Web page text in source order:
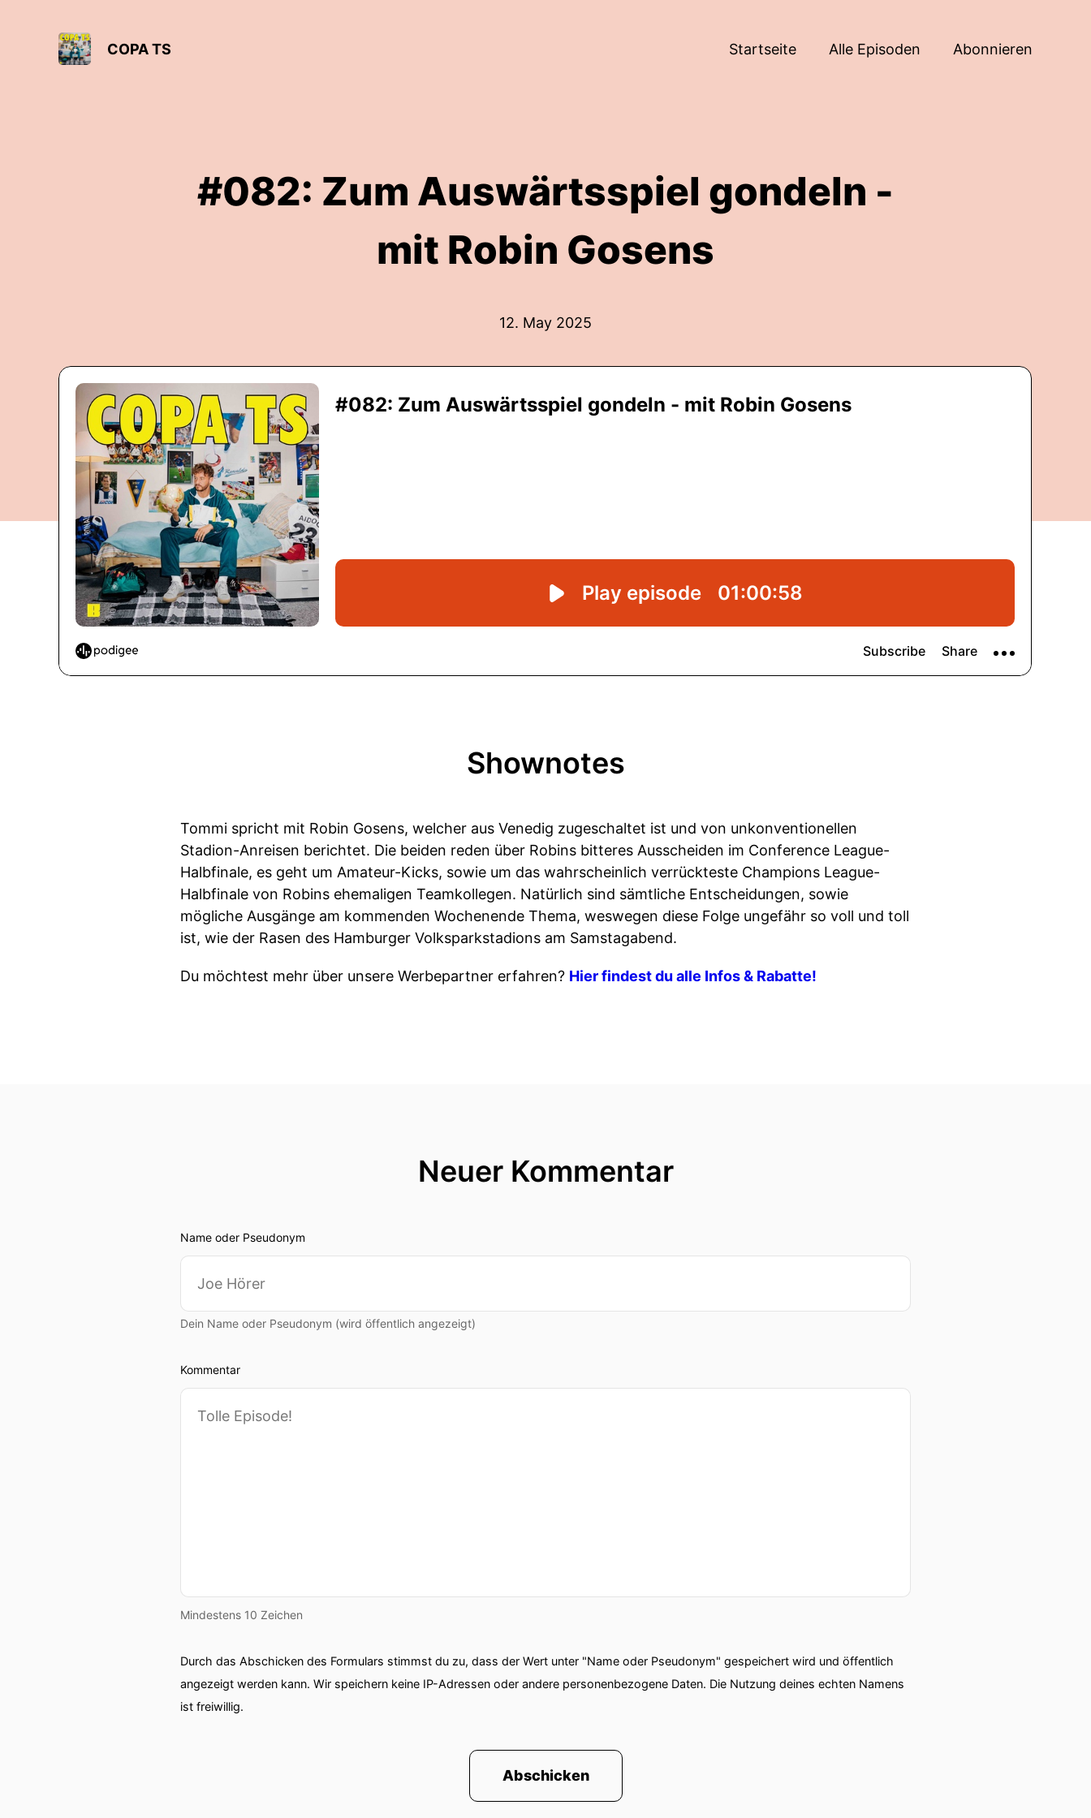
COPA TS Startseite Alle Episoden Abonnieren
#082: Zum Auswärtsspiel gondeln -
mit Robin Gosens
12. May 2025
Shownotes
Tommi spricht mit Robin Gosens, welcher aus Venedig zugeschaltet ist und von unkonventionellen
Stadion-Anreisen berichtet. Die beiden reden über Robins bitteres Ausscheiden im Conference League-
Halbfinale, es geht um Amateur-Kicks, sowie um das wahrscheinlich verrückteste Champions League-
Halbfinale von Robins ehemaligen Teamkollegen. Natürlich sind sämtliche Entscheidungen, sowie
mögliche Ausgänge am kommenden Wochenende Thema, weswegen diese Folge ungefähr so voll und toll
ist, wie der Rasen des Hamburger Volksparkstadions am Samstagabend.
Du möchtest mehr über unsere Werbepartner erfahren? Hier findest du alle Infos & Rabatte!
Neuer Kommentar
Name oder Pseudonym
Dein Name oder Pseudonym (wird öffentlich angezeigt)
Kommentar
Mindestens 10 Zeichen
Durch das Abschicken des Formulars stimmst du zu, dass der Wert unter "Name oder Pseudonym" gespeichert wird und öffentlich
angezeigt werden kann. Wir speichern keine IP-Adressen oder andere personenbezogene Daten. Die Nutzung deines echten Namens
ist freiwillig.
Abschicken